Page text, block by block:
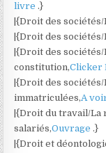
livre.}
|{Droit des
|{Droit des
|{Droit des
constitution,Clicker
|{Droit des
immatriculées,A
|{Droit du travail/
salariés,Ouvrage.}
|{Droit et